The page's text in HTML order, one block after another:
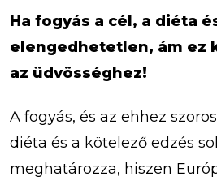
Ha fogyás a cél, a diéta
elengedhetetlen, ám ez
az üdvösséghez!
A fogyás, és az ehhez
diéta és a kötelező edzés
meghatározza, hiszen